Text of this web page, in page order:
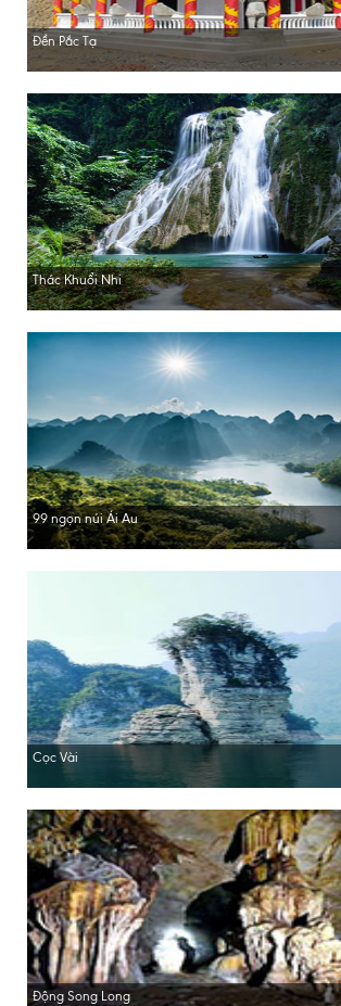
Đền Pắc Tạ
Thác Khuổi Nhi
99 ngọn núi Ái Au
Cọc Vài
Động Song Long